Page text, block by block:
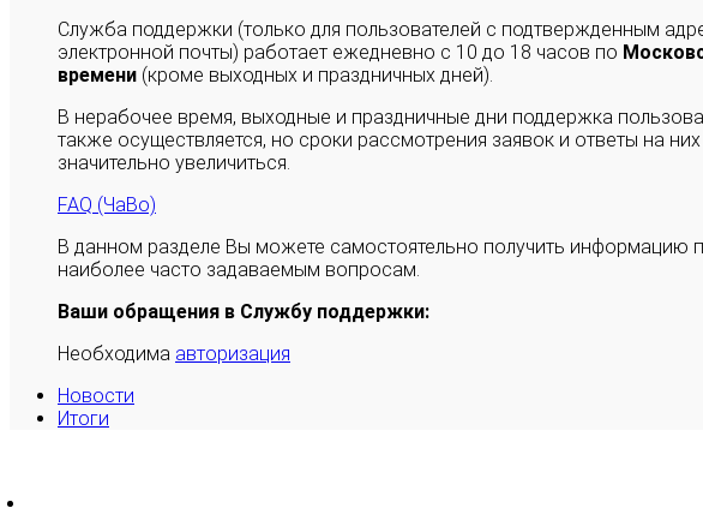
Служба поддержки (только для пользователей с подтвержденным
электронной почты) работает ежедневно с 10 до 18 часов по
времени (кроме выходных и праздничных дней).
В нерабочее время, выходные и праздничные дни поддержка
также осуществляется, но сроки рассмотрения заявок и ответы на
значительно увеличиться.
FAQ (ЧаВо)
В данном разделе Вы можете самостоятельно получить информацию
наиболее часто задаваемым вопросам.
Ваши обращения в Службу поддержки:
Необходима авторизация
Новости
Итоги